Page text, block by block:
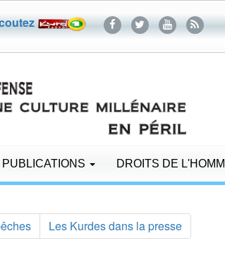
PUBLICATIONS DROITS DE
Les Kurdes dans la presse